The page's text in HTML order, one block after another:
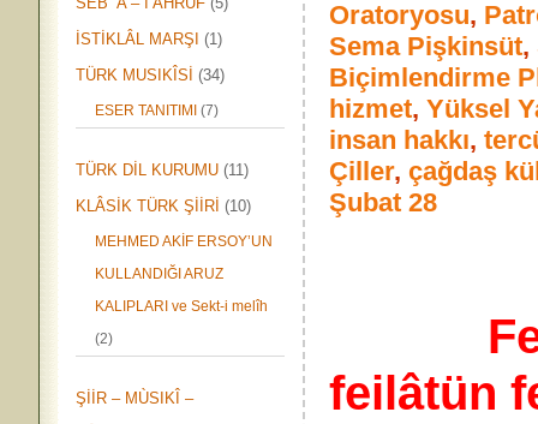
İSTİKLÂL MARŞI (1)
TÜRK MUSIKÎSİ (34)
ESER TANITIMI (7)
TÜRK DİL KURUMU (11)
KLÂSİK TÜRK ŞİİRİ (10)
MEHMED AKİF ERSOY’UN
KULLANDIĞI ARUZ
KALIPLARI ve Sekt-i melîh
(2)
ŞİİR – MÙSIKÎ –
Oratoryosu,
Sema Pişkinsüt,
Biçimlendirme
hizmet,Yüksel
insan hakkı,
Çiller,çağdaş
Şubat 28
feilâtün